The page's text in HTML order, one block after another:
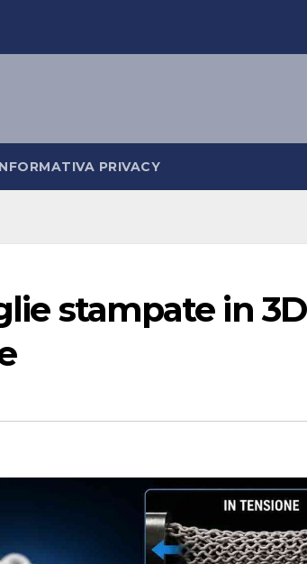
PRIVACY
stampate in 3D